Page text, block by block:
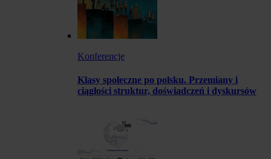
Konferencje
Klasy społeczne po polsku. Przemiany i
ciągłości struktur, doświadczeń i dyskursów